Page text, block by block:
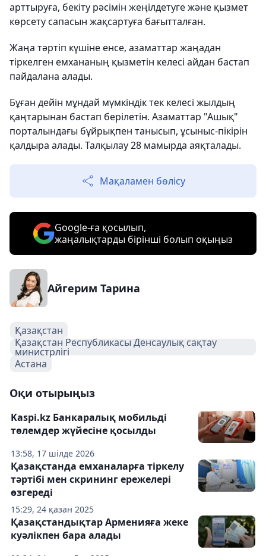
арттыруға, бекіту рәсімін жеңілдетуге және қызмет
көрсету сапасын жақсартуға бағытталған.
Жаңа тәртіп күшіне енсе, азаматтар жаңадан
тіркелген емхананың қызметін келесі айдан бастап
пайдалана алады.
Бұған дейін мұндай мүмкіндік тек келесі жылдың
қаңтарынан бастап берілетін. Азаматтар "Ашық"
порталындағы бұйрықпен танысып, ұсыныс-пікірін
қалдыра алады. Талқылау 28 мамырда аяқталады.
Мақаламен бөлісу
Google-ға қосылып,
жаңалықтарды бірінші болып оқыңыз
Айгерим Тарина
Қазақстан
Қазақстан Республикасы Денсаулық сақтау
министрлігі
Астана
Оқи отырыңыз
13:58, 17 шілде 2026
Kaspi.kz Банкаралық мобильді
төлемдер жүйесіне қосылды
15:29, 24 қазан 2025
Қазақстанда емханаларға тіркелу
тәртібі мен скрининг ережелері
өзгереді
Қазақстандықтар Арменияға жеке
куәлікпен бара алады